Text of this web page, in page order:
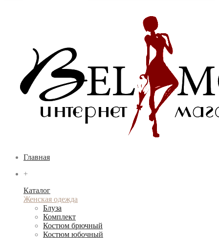
Главная
+
Каталог
Женская одежда
Блуза
Комплект
Костюм брючный
Костюм юбочный